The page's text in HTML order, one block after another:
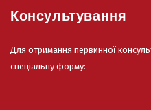
Консультування
Для отримання первинної
спеціальну форму: